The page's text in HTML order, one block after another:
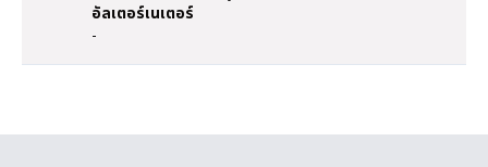
อัลเตอร์เนเตอร์
-